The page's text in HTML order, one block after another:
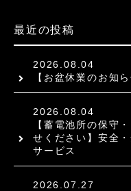
最近の投稿
2026.08.04
【お盆休業のお知ら
2026.08.04
【蓄電池所の保守
せください】安全
サービス
2026.07.27